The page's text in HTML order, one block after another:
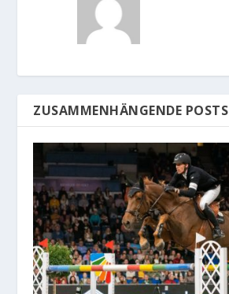
ZUSAMMENHÄNGENDE POSTS